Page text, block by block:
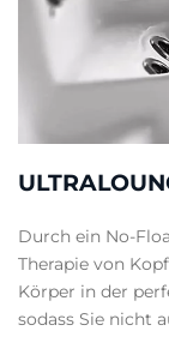
Durch ein No-
Therapie von
Körper in der
sodass Sie nicht